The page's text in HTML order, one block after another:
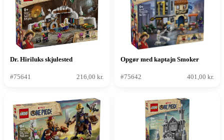
Dr. Hiriluks skjulested
#75641 216,00 kr.
Opgør med kaptajn Smoker
#75642 401,00 kr.